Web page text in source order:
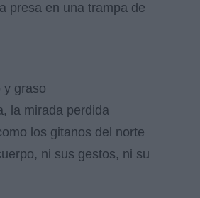
presa en una trampa de
y graso
la mirada perdida
los gitanos del norte
ni sus gestos, ni su